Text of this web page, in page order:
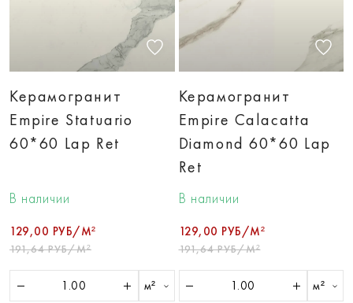
Керамогранит
Empire Statuario
60*60 Lap Ret
В наличии
129,00 РУБ/М²
191,64 РУБ/М²
м²
Керамогранит
Empire Calacatta
Diamond 60*60 Lap
Ret
В наличии
129,00 РУБ/М²
191,64 РУБ/М²
м²